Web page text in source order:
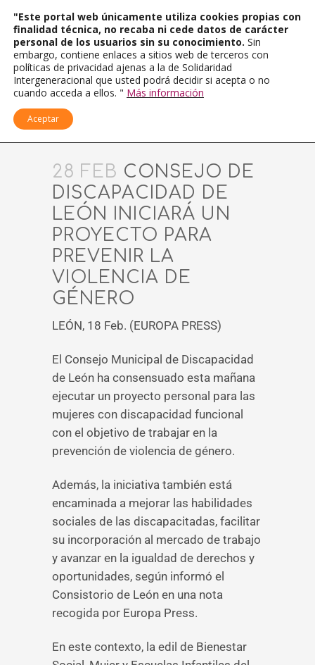
28 FEB CONSEJO DE
DISCAPACIDAD DE
LEÓN INICIARÁ UN
PROYECTO PARA
PREVENIR LA
VIOLENCIA DE
GÉNERO
LEÓN, 18 Feb. (EUROPA PRESS)
El Consejo Municipal de Discapacidad
de León ha consensuado esta mañana
ejecutar un proyecto personal para las
mujeres con discapacidad funcional
con el objetivo de trabajar en la
prevención de violencia de género.
Además, la iniciativa también está
encaminada a mejorar las habilidades
sociales de las discapacitadas, facilitar
su incorporación al mercado de trabajo
y avanzar en la igualdad de derechos y
oportunidades, según informó el
Consistorio de León en una nota
recogida por Europa Press.
En este contexto, la edil de Bienestar
"Este portal web únicamente utiliza cookies propias con
finalidad técnica, no recaba ni cede datos de carácter
personal de los usuarios sin su conocimiento. Sin
embargo, contiene enlaces a sitios web de terceros con
políticas de privacidad ajenas a la de Solidaridad
Intergeneracional que usted podrá decidir si acepta o no
cuando acceda a ellos. " Más información
Aceptar